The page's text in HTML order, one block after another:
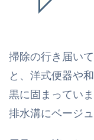
掃除の行き届い
と、洋式便器や
黒に固まってい
排水溝にベージ